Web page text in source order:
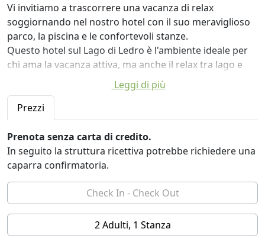
Vi invitiamo a trascorrere una vacanza di relax
soggiornando nel nostro hotel con il suo meraviglioso
parco, la piscina e le confortevoli stanze.
Questo hotel sul Lago di Ledro è l'ambiente ideale per
chi ama la vacanza attiva, ma anche il relax tra lago e
Ambienti accoglienti e piacevoli, cortesia e delicate
tentazioni che esaltano i piaceri più pieni della vita per
una vacanza Good Life.
Ogni mattina a colazione un delizioso buffet sia dolce
che salato composto da ingredienti freschi e genuini
per soddisfare i gusti di ognuno.
Leggi di più
Prezzi
Prenota senza carta di credito.
In seguito la struttura ricettiva potrebbe richiedere una
caparra confirmatoria.
2 Adulti, 1 Stanza